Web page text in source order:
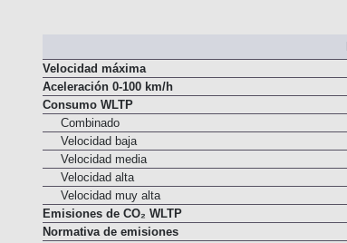
Velocidad máxima
Aceleración 0-100 km/h
Consumo WLTP
Combinado
Velocidad baja
Velocidad media
Velocidad alta
Velocidad muy alta
Emisiones de CO₂ WLTP
Normativa de emisiones